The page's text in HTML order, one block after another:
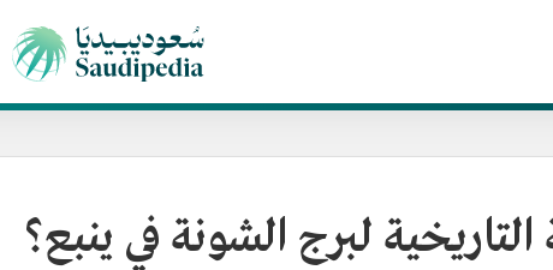
التاريخية لبرج الشونة في ينبع؟